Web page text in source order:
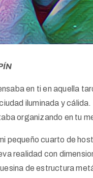
en ti en aquella
iluminada y
organizando en tu
pequeño cuarto de
realidad con
de estructura